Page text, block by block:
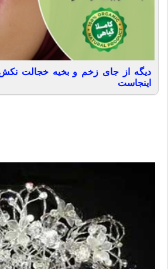
دیگه از جای زخم و بخیه خجالت
اینجاست